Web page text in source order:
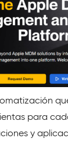
para
y